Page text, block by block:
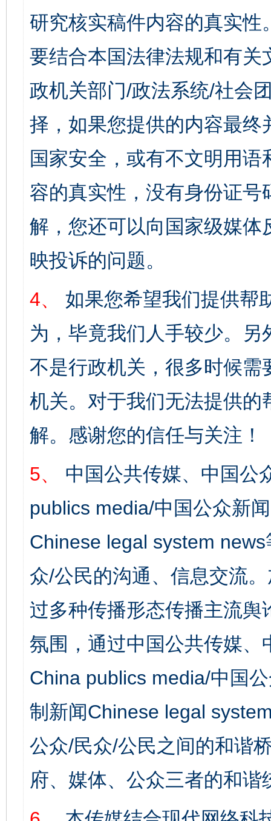
研究核实稿件内容的真实
要结合本国法律法规和有关
政机关部门/政法系统/社会
择，如果您提供的内容最
国家安全，或有不文明用
容的真实性，没有身份证
解，您还可以向国家级媒
映投诉的问题。
4、
如果您希望我们提供帮
为，毕竟我们人手较少。
不是行政机关，很多时候
机关。对于我们无法提供
解。感谢您的信任与关注！
5、
中国公共传媒、中国公
publics media/中国公众新
Chinese legal system
众/公民的沟通、信息交流
过多种传播形态传播主流
氛围，通过中国公共传媒
China publics media/中国
制新闻Chinese legal
公众/民众/公民之间的和谐
府、媒体、公众三者的和谐